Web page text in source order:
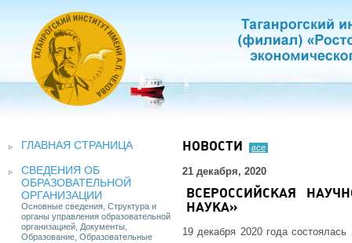
ГЛАВНАЯ СТРАНИЦА
СВЕДЕНИЯ ОБ
ОБРАЗОВАТЕЛЬНОЙ
ОРГАНИЗАЦИИ
Основные сведения, Структура и
органы управления образовательной
организацией, Документы,
Образование, Образовательные
НОВОСТИ все
21 декабря, 2020
ВСЕРОССИЙСКАЯ
НАУКА»
19 декабря 2020 года